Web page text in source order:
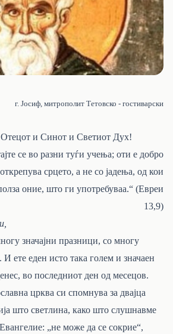
г. Јосиф, митрополит Тетовско - гостиварски
и Синот и Светиот Дух!
се во разни туѓи учења; оти е добро
срцето, а не со јадења, од кои
оние, што ги употребуваа.“ (Евреи
13,9)
значајни празници, со многу
И ете еден исто така голем и значаен
во последниот ден од месецов.
црква си спомнува за двајца
што светлина, како што слушнавме
„не може да се сокрие“,